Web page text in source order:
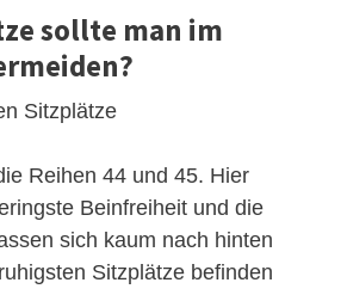
sollte man im
Sitzplätze
Reihen 44 und 45. Hier
Beinfreiheit und die
sich kaum nach hinten
Sitzplätze befinden